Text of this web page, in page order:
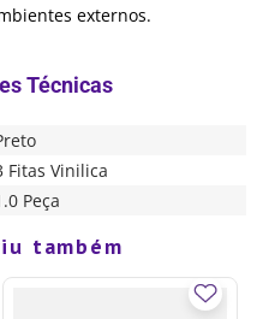
externos.
Fitas Vinilica
Peça
também